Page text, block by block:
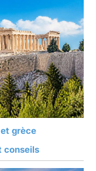
grèce
conseils